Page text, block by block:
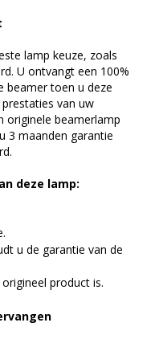
lamp keuze, zoals
U ontvangt een 100%
beamer toen u deze
van uw
originele beamerlamp
3 maanden garantie
deze lamp:
u de garantie van de
product is.